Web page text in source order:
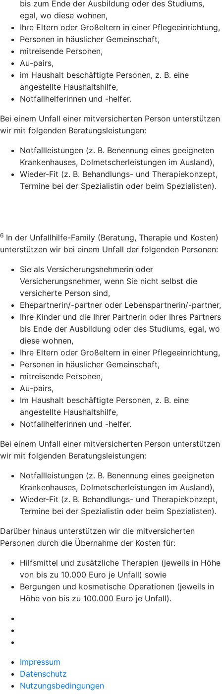
bis zum Ende der Ausbildung oder des Studiums,
egal, wo diese wohnen,
Ihre Eltern oder Großeltern in einer Pflegeeinrichtung,
Personen in häuslicher Gemeinschaft,
mitreisende Personen,
Au-pairs,
im Haushalt beschäftigte Personen, z. B. eine
angestellte Haushaltshilfe,
Notfallhelferinnen und -helfer.
Bei einem Unfall einer mitversicherten Person unterstützen
wir mit folgenden Beratungsleistungen:
Notfallleistungen (z. B. Benennung eines geeigneten
Krankenhauses, Dolmetscherleistungen im Ausland),
Wieder-Fit (z. B. Behandlungs- und Therapiekonzept,
Termine bei der Spezialistin oder beim Spezialisten).
6 In der Unfallhilfe-Family (Beratung, Therapie und Kosten)
unterstützen wir bei einem Unfall der folgenden Personen:
Sie als Versicherungsnehmerin oder
Versicherungsnehmer, wenn Sie nicht selbst die
versicherte Person sind,
Ehepartnerin/-partner oder Lebenspartnerin/-partner,
Ihre Kinder und die Ihrer Partnerin oder Ihres Partners
bis Ende der Ausbildung oder des Studiums, egal, wo
diese wohnen,
Ihre Eltern oder Großeltern in einer Pflegeeinrichtung,
Personen in häuslicher Gemeinschaft,
mitreisende Personen,
Au-pairs,
Im Haushalt beschäftigte Personen, z. B. eine
angestellte Haushaltshilfe,
Notfallhelferinnen und -helfer.
Bei einem Unfall einer mitversicherten Person unterstützen
wir mit folgenden Beratungsleistungen:
Notfallleistungen (z. B. Benennung eines geeigneten
Krankenhauses, Dolmetscherleistungen im Ausland),
Wieder-Fit (z. B. Behandlungs- und Therapiekonzept,
Termine bei der Spezialistin oder beim Spezialisten).
Darüber hinaus unterstützen wir die mitversicherten
Personen durch die Übernahme der Kosten für:
Hilfsmittel und zusätzliche Therapien (jeweils in Höhe
von bis zu 10.000 Euro je Unfall) sowie
Bergungen und kosmetische Operationen (jeweils in
Höhe von bis zu 100.000 Euro je Unfall).
Impressum
Datenschutz
Nutzungsbedingungen